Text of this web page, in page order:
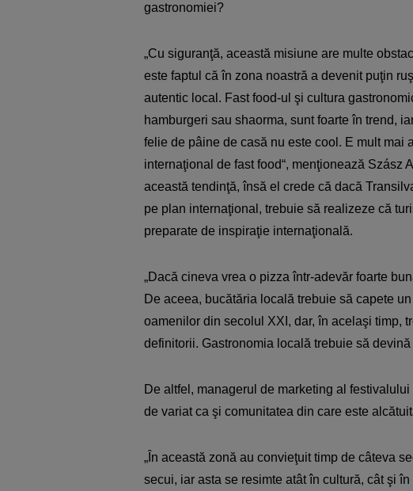
gastronomiei?
„Cu siguranţă, această misiune are multe
este faptul că în zona noastră a devenit puţin
autentic local. Fast food-ul şi cultura
hamburgeri sau shaorma, sunt foarte în trend,
felie de pâine de casă nu este cool. E mult mai
internaţional de fast food“, menţionează Szász
această tendinţă, însă el crede că dacă
pe plan internaţional, trebuie să realizeze că
preparate de inspiraţie internaţională.
„Dacă cineva vrea o pizza într-adevăr foarte
De aceea, bucătăria locală trebuie să capete
oamenilor din secolul XXI, dar, în acelaşi timp,
definitorii. Gastronomia locală trebuie să devină
De altfel, managerul de marketing al festivalului
de variat ca şi comunitatea din care este
„În această zonă au convieţuit timp de câteva
secui, iar asta se resimte atât în cultură, cât şi